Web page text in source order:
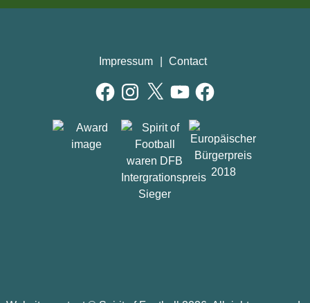
Impressum Contact
FacebookInstagram
X YouTubeFacebook
AWARDS